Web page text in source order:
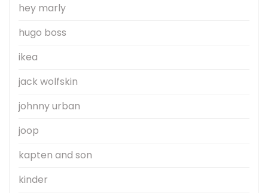
hey marly
hugo boss
ikea
jack wolfskin
johnny urban
joop
kapten and son
kinder